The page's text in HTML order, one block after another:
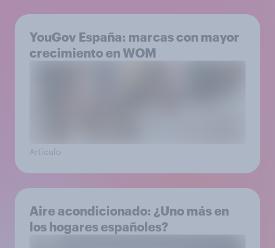
YouGov España: marcas con mayor
crecimiento en WOM
Artículo
Aire acondicionado: ¿Uno más en
los hogares españoles?